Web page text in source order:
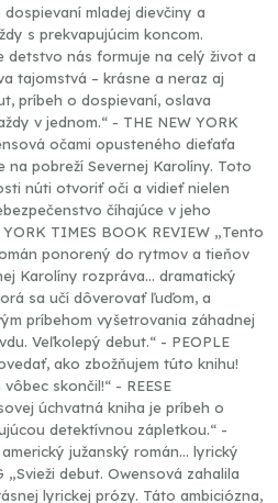
mladej dievčiny a
s prekvapujúcim koncom.
detstvo nás formuje na celý život a
tajomstvá – krásne a neraz aj
príbeh o dospievaní, oslava
v jednom.“ - THE NEW YORK
očami opusteného dieťaťa
pobreží Severnej Karolíny. Toto
núti otvoriť oči a vidieť nielen
číhajúce v jeho
TIMES BOOK REVIEW „Tento
ponorený do rytmov a tieňov
Karolíny rozpráva... dramatický
sa učí dôverovať ľuďom, a
príbehom vyšetrovania záhadnej
Veľkolepý debut.“ - PEOPLE
ako zbožňujem túto knihu!
skončil!“ - REESE
úchvatná kniha je príbeh o
detektívnou zápletkou.“ -
južanský román... lyrický
„Svieži debut. Owensová zahalila
lyrickej prózy. Táto ambiciózna,